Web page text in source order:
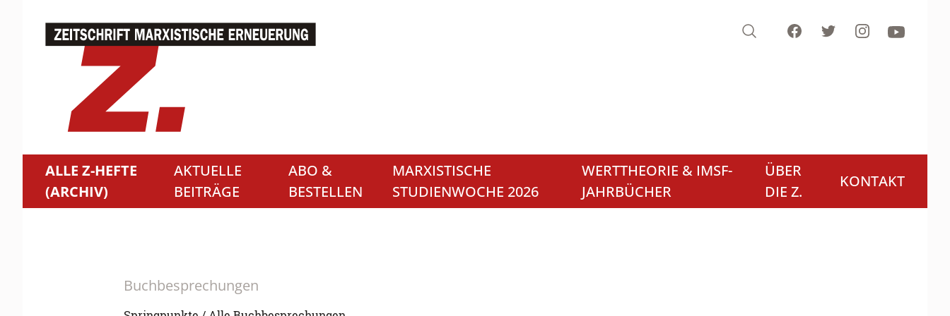
Search FacebookTwitterInstagramYoutube
ALLE Z-HEFTE
(ARCHIV)
AKTUELLE
BEITRÄGE
ABO &
BESTELLEN
MARXISTISCHE
STUDIENWOCHE 2026
WERTTHEORIE & IMSF-
JAHRBÜCHER
ÜBER
DIE Z.
KONTAKT
Buchbesprechungen